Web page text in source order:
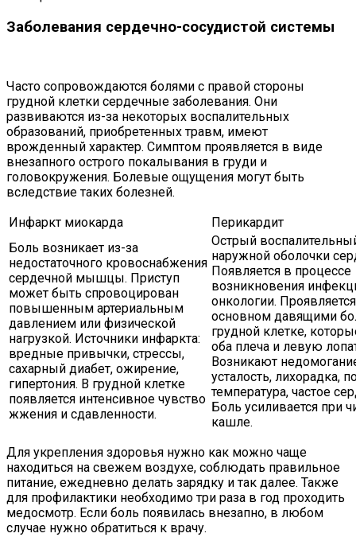
Заболевания сердечно-сосудистой системы
Часто сопровождаются болями с правой стороны
грудной клетки сердечные заболевания. Они
развиваются из-за некоторых воспалительных
образований, приобретенных травм, имеют
врожденный характер. Симптом проявляется в виде
внезапного острого покалывания в груди и
головокружения. Болевые ощущения могут быть
вследствие таких болезней.
Инфаркт миокарда
Перикардит
Боль возникает из-за
недостаточного кровоснабжения
сердечной мышцы. Приступ
может быть спровоцирован
повышенным артериальным
давлением или физической
нагрузкой. Источники инфаркта:
вредные привычки, стрессы,
сахарный диабет, ожирение,
гипертония. В грудной клетке
появляется интенсивное чувство
жжения и сдавленности.
Острый
наружной оболочки
Появляется в процессе
возникновения
онкологии.
основном давящими
грудной клетке,
оба плеча и левую
Возникают
усталость, лихорадка,
температура, частое
Боль усиливается при
кашле.
Для укрепления здоровья нужно как можно чаще
находиться на свежем воздухе, соблюдать правильное
питание, ежедневно делать зарядку и так далее. Также
для профилактики необходимо три раза в год проходить
медосмотр. Если боль появилась внезапно, в любом
случае нужно обратиться к врачу.